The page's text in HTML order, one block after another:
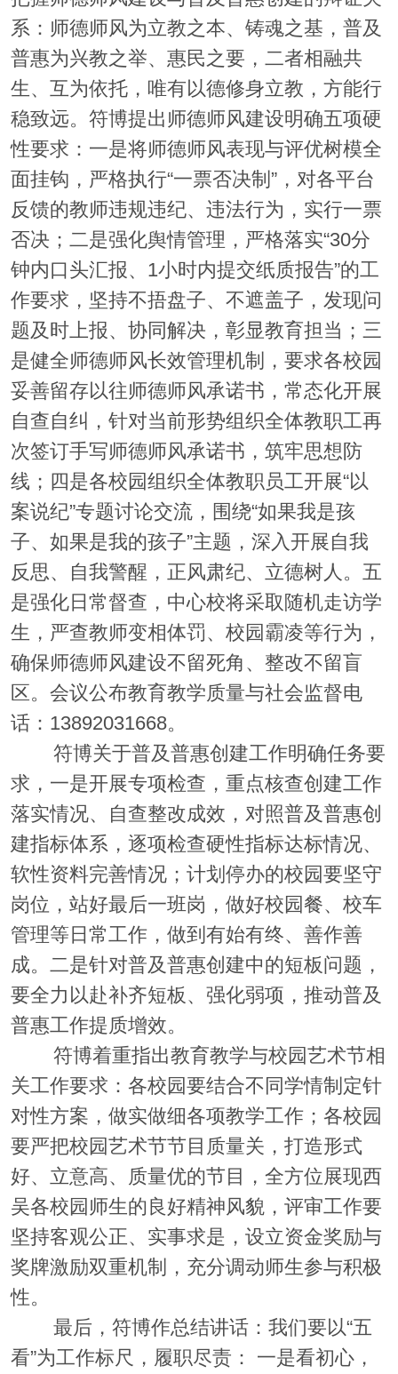
系：师德师风为立教之本、铸魂之基，普及
普惠为兴教之举、惠民之要，二者相融共
生、互为依托，唯有以德修身立教，方能行
稳致远。符博提出师德师风建设明确五项硬
性要求：一是将师德师风表现与评优树模全
面挂钩，严格执行“一票否决制”，对各平台
反馈的教师违规违纪、违法行为，实行一票
否决；二是强化舆情管理，严格落实“30分
钟内口头汇报、1小时内提交纸质报告”的工
作要求，坚持不捂盘子、不遮盖子，发现问
题及时上报、协同解决，彰显教育担当；三
是健全师德师风长效管理机制，要求各校园
妥善留存以往师德师风承诺书，常态化开展
自查自纠，针对当前形势组织全体教职工再
次签订手写师德师风承诺书，筑牢思想防
线；四是各校园组织全体教职员工开展“以
案说纪”专题讨论交流，围绕“如果我是孩
子、如果是我的孩子”主题，深入开展自我
反思、自我警醒，正风肃纪、立德树人。五
是强化日常督查，中心校将采取随机走访学
生，严查教师变相体罚、校园霸凌等行为，
确保师德师风建设不留死角、整改不留盲
区。会议公布教育教学质量与社会监督电
话：13892031668。
符博关于普及普惠创建工作明确任务要
求，一是开展专项检查，重点核查创建工作
落实情况、自查整改成效，对照普及普惠创
建指标体系，逐项检查硬性指标达标情况、
软性资料完善情况；计划停办的校园要坚守
岗位，站好最后一班岗，做好校园餐、校车
管理等日常工作，做到有始有终、善作善
成。二是针对普及普惠创建中的短板问题，
要全力以赴补齐短板、强化弱项，推动普及
普惠工作提质增效。
符博着重指出教育教学与校园艺术节相
关工作要求：各校园要结合不同学情制定针
对性方案，做实做细各项教学工作；各校园
要严把校园艺术节节目质量关，打造形式
好、立意高、质量优的节目，全方位展现西
吴各校园师生的良好精神风貌，评审工作要
坚持客观公正、实事求是，设立资金奖励与
奖牌激励双重机制，充分调动师生参与积极
性。
最后，符博作总结讲话：我们要以“五
看”为工作标尺，履职尽责： 一是看初心，